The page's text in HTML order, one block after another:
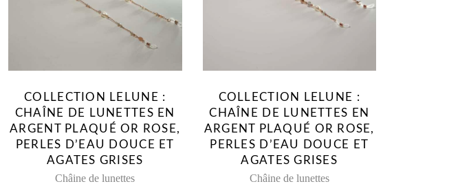
COLLECTION LELUNE :
CHAÎNE DE LUNETTES EN
ARGENT PLAQUÉ OR ROSE,
PERLES D’EAU DOUCE ET
AGATES GRISES
Châine de lunettes
COLLECTION LELUNE :
CHAÎNE DE LUNETTES EN
ARGENT PLAQUÉ OR ROSE,
PERLES D’EAU DOUCE ET
AGATES GRISES
Châine de lunettes